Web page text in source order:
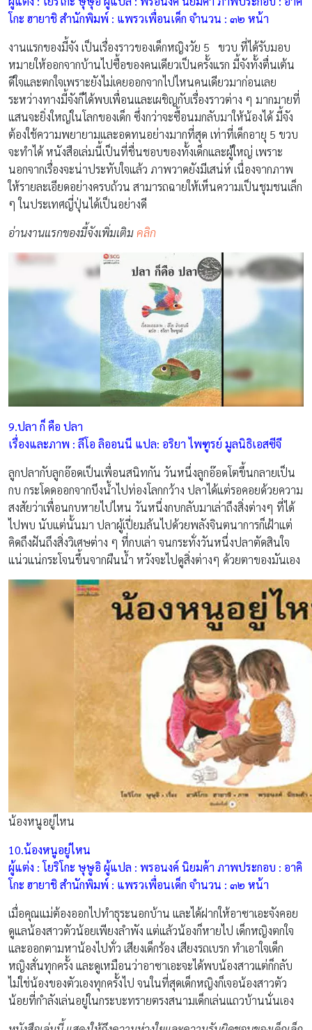
โกะ ฮายาชิ สำนักพิมพ์ : แพรวเพื่อนเด็ก จำนวน : ๓๒ หน้า
งานแรกของมี้จัง เป็นเรื่องราวของเด็กหญิงวัย 5 ขวบ ที่ได้รับมอบ
หมายให้ออกจากบ้านไปซื้อของคนเดียวเป็นครั้งแรก มี้จังทั้งตื่นเต้น
ดีใจและตกใจเพราะยังไม่เคยออกจากไปไหนคนเดียวมาก่อนเลย
ระหว่างทางมี้จังก็ได้พบเพื่อนและเผชิญกับเรื่องราวต่าง ๆ มากมายที่
แสนจะยิ่งใหญ่ในโลกของเด็ก ซึ่งกว่าจะซื้อนมกลับมาให้น้องได้ มี้จัง
ต้องใช้ความพยายามและอดทนอย่างมากที่สุด เท่าที่เด็กอายุ 5 ขวบ
จะทำได้ หนังสือเล่มนี้เป็นที่ชื่นชอบของทั้งเด็กและผู้ใหญ่ เพราะ
นอกจากเรื่องจะน่าประทับใจแล้ว ภาพวาดยังมีเสน่ห์ เนื่องจากภาพ
ให้รายละเอียดอย่างครบถ้วน สามารถฉายให้เห็นความเป็นชุมชนเล็ก
ๆ ในประเทศญี่ปุ่นได้เป็นอย่างดี
อ่านงานแรกของมี้จังเพิ่มเติม คลิก
9.ปลา ก็ คือ ปลา
เรื่องและภาพ : ลีโอ ลิออนนี แปล: อริยา ไพฑูรย์ มูลนิธิเอสซีจี
ลูกปลากับลูกอ๊อดเป็นเพื่อนสนิทกัน วันหนึ่งลูกอ๊อดโตขึ้นกลายเป็น
กบ กระโดดออกจากบึงน้ำไปท่องโลกกว้าง ปลาได้แต่รอคอยด้วยความ
สงสัยว่าเพื่อนกบหายไปไหน วันหนึ่งกบกลับมาเล่าถึงสิ่งต่างๆ ที่ได้
ไปพบ นับแต่นั้นมา ปลาผู้เปี่ยมล้นไปด้วยพลังจินตนาการก็เฝ้าแต่
คิดถึงฝันถึงสิ่งวิเศษต่าง ๆ ที่กบเล่า จนกระทั่งวันหนึ่งปลาตัดสินใจ
แน่วแน่กระโจนขึ้นจากผืนน้ำ หวังจะไปดูสิ่งต่างๆ ด้วยตาของมันเอง
น้องหนูอยู่ไหน
10.น้องหนูอยู่ไหน
ผู้แต่ง : โยริโกะ ษุษูอิ ผู้แปล : พรอนงค์ นิยมค้า ภาพประกอบ : อาคิ
โกะ ฮายาชิ สำนักพิมพ์ : แพรวเพื่อนเด็ก จำนวน : ๓๒ หน้า
เมื่อคุณแม่ต้องออกไปทำธุระนอกบ้าน และได้ฝากให้อาซาเอะจังคอย
ดูแลน้องสาวตัวน้อยเพียงลำพัง แต่แล้วน้องก็หายไป เด็กหญิงตกใจ
และออกตามหาน้องไปทั่ว เสียงเด็กร้อง เสียงรถเบรก ทำเอาใจเด็ก
หญิงสั่นทุกครั้ง และดูเหมือนว่าอาซาเอะจะได้พบน้องสาวแต่ก็กลับ
ไม่ใช่น้องของตัวเองทุกครั้งไป จนในที่สุดเด็กหญิงก็เจอน้องสาวตัว
น้อยที่กำลังเล่นอยู่ในกระบะทรายตรงสนามเด็กเล่นแถวบ้านนั่นเอง